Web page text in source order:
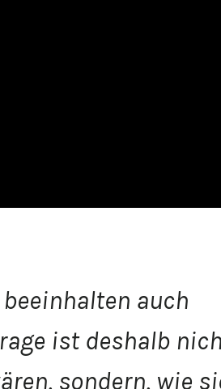
auch
ist deshalb
sondern, wie